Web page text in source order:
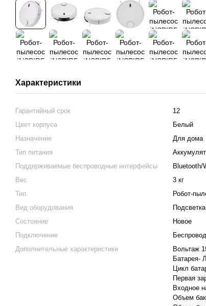
Характеристики
Гарантийный срок
12
Цвет корпуса
Белый
Назначение
Для дома
Тип питания
Поддерживаемые беспроводные интерфейсы
Bluetooth/
Вес
3 кг
Тип
Робот-
Вид оборудования
Состояние
Новое
Подключение
Дополнительные характеристики
Вольтаж
Батарея-
Цикл
Первая
Входное
Объем